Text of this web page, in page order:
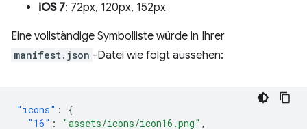
iOS 7: 72px, 120px, 152px
Eine vollständige Symbolliste würde in Ihrer
manifest.json -Datei wie folgt aussehen:
"icons" :
{
"16" : "assets/icons/icon16.png" ,